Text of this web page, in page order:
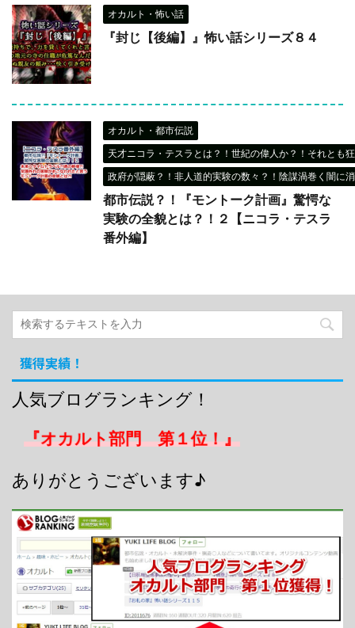
オカルト・怖い話
『封じ【後編】』怖い話シリーズ８４
オカルト・都市伝説
天才ニコラ・テスラとは？！世紀の偉人か？！それとも
政府が隠蔽？！非人道的実験の数々？！陰謀渦巻く闇に
都市伝説？！『モントーク計画』驚愕な
実験の全貌とは？！２【ニコラ・テスラ
番外編】
獲得実績！
人気ブログランキング！
『オカルト部門 第１位！』
ありがとうございます♪